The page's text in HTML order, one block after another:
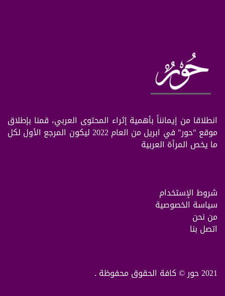
انطلاقا من إيمانناً بأهمية إثراء المحتوى العربي، قمنا بإطلاق
موقع "حور" في ابريل من العام 2022 ليكون المرجع الأول لكل
ما يخص المرأة العربية
شروط الإستخدام
سياسة الخصوصية
من نحن
اتصل بنا
2021 حور © كافة الحقوق محفوظة .